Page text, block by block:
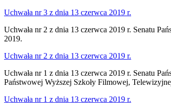
Uchwała nr 3 z dnia 13 czerwca 2019 r.
Uchwała nr 2 z dnia 13 czerwca 2019 r. Senatu
2019.
Uchwała nr 2 z dnia 13 czerwca 2019 r.
Uchwała nr 1 z dnia 13 czerwca 2019 r. Senatu
Państwowej Wyższej Szkoły Filmowej,
Uchwała nr 1 z dnia 13 czerwca 2019 r.